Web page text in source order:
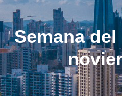
Semana del